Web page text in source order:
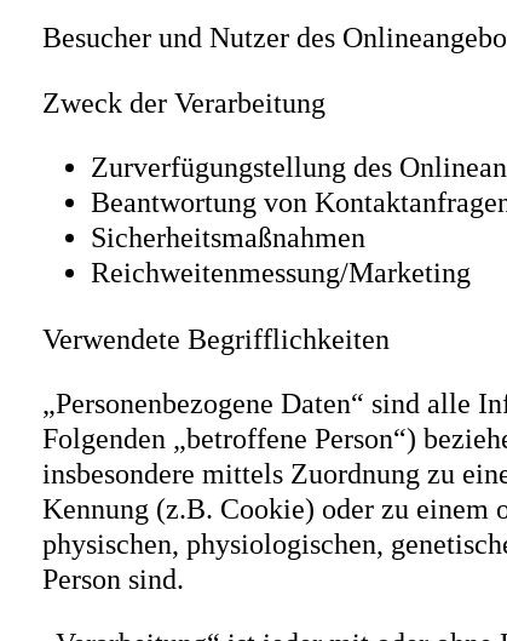
Besucher und Nutzer des
Zweck der Verarbeitung
Zurverfügungstellung des
Beantwortung von
Sicherheitsmaßnahmen
Reichweitenmessung/Marketing
Verwendete Begrifflichkeiten
„Personenbezogene Daten“ sind alle
Folgenden „betroffene Person“)
insbesondere mittels Zuordnung zu
Kennung (z.B. Cookie) oder zu einem
physischen, physiologischen,
Person sind.